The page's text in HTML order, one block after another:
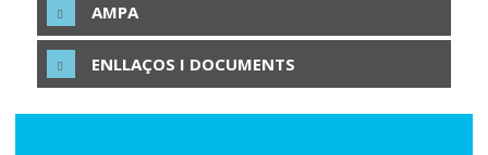
AMPA
ENLLAÇOS I DOCUMENTS